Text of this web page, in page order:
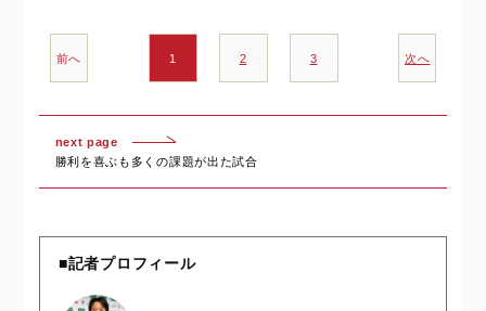
前へ 1 2 3 次へ
next page
勝利を喜ぶも多くの課題が出た試合
■記者プロフィール